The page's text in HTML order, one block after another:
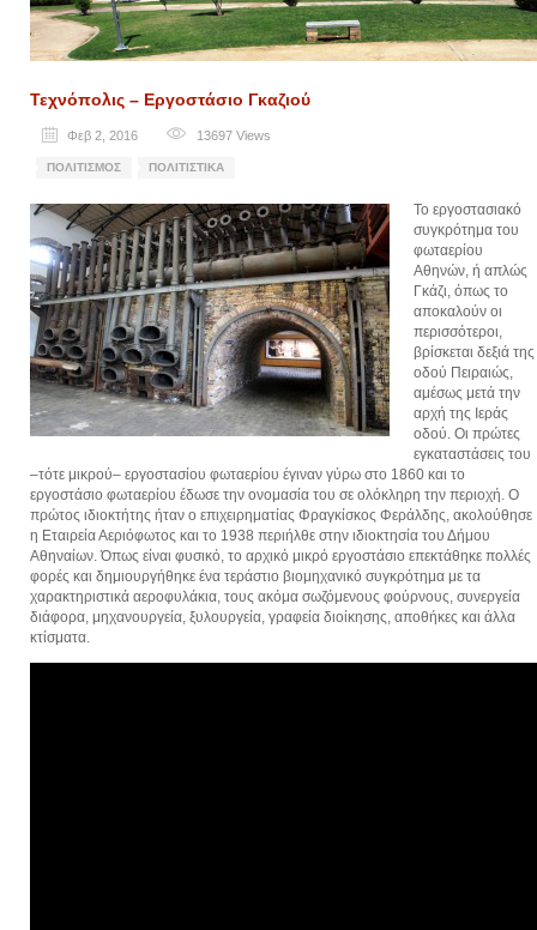
Τεχνόπολις – Εργοστάσιο Γκαζιού
Φεβ 2, 2016 13697 Views
ΠΟΛΙΤΙΣΜΌΣ ΠΟΛΙΤΙΣΤΙΚΆ
Το εργοστασιακό
συγκρότημα του
φωταερίου
Αθηνών, ή απλώς
Γκάζι, όπως το
αποκαλούν οι
περισσότεροι,
βρίσκεται δεξιά της
οδού Πειραιώς,
αμέσως μετά την
αρχή της Ιεράς
οδού. Οι πρώτες
εγκαταστάσεις του
–τότε μικρού– εργοστασίου φωταερίου έγιναν γύρω στο 1860 και το
εργοστάσιο φωταερίου έδωσε την ονομασία του σε ολόκληρη την περιοχή. Ο
πρώτος ιδιοκτήτης ήταν ο επιχειρηματίας Φραγκίσκος Φεράλδης, ακολούθησε
η Εταιρεία Αεριόφωτος και το 1938 περιήλθε στην ιδιοκτησία του Δήμου
Αθηναίων. Όπως είναι φυσικό, το αρχικό μικρό εργοστάσιο επεκτάθηκε πολλές
φορές και δημιουργήθηκε ένα τεράστιο βιομηχανικό συγκρότημα με τα
χαρακτηριστικά αεροφυλάκια, τους ακόμα σωζόμενους φούρνους, συνεργεία
διάφορα, μηχανουργεία, ξυλουργεία, γραφεία διοίκησης, αποθήκες και άλλα
κτίσματα.